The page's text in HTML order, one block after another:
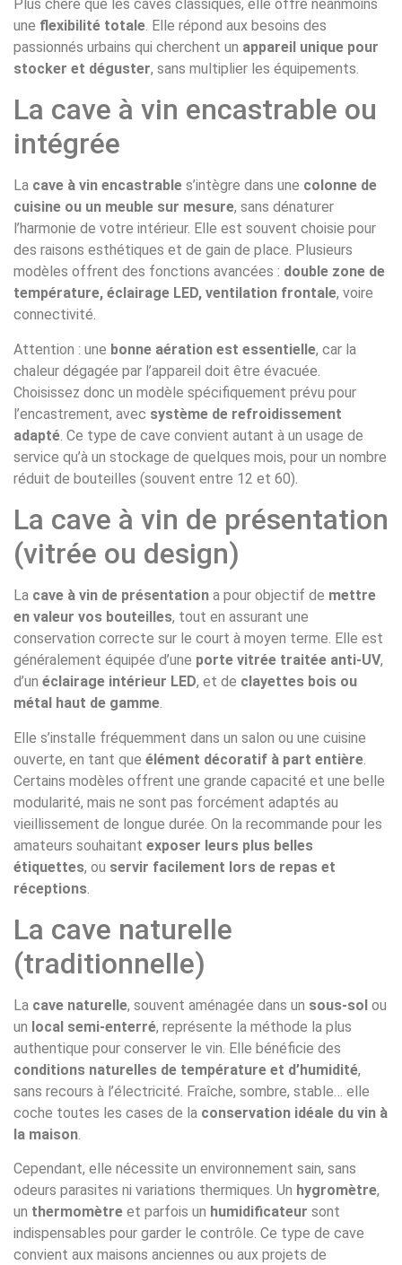
Plus chère que les caves classiques, elle offre néanmoins
une flexibilité totale. Elle répond aux besoins des
passionnés urbains qui cherchent un appareil unique pour
stocker et déguster, sans multiplier les équipements.
La cave à vin encastrable ou
intégrée
La cave à vin encastrable s’intègre dans une colonne de
cuisine ou un meuble sur mesure, sans dénaturer
l’harmonie de votre intérieur. Elle est souvent choisie pour
des raisons esthétiques et de gain de place. Plusieurs
modèles offrent des fonctions avancées : double zone de
température, éclairage LED, ventilation frontale, voire
connectivité.
Attention : une bonne aération est essentielle, car la
chaleur dégagée par l’appareil doit être évacuée.
Choisissez donc un modèle spécifiquement prévu pour
l’encastrement, avec système de refroidissement
adapté. Ce type de cave convient autant à un usage de
service qu’à un stockage de quelques mois, pour un nombre
réduit de bouteilles (souvent entre 12 et 60).
La cave à vin de présentation
(vitrée ou design)
La cave à vin de présentation a pour objectif de mettre
en valeur vos bouteilles, tout en assurant une
conservation correcte sur le court à moyen terme. Elle est
généralement équipée d’une porte vitrée traitée anti-UV,
d’un éclairage intérieur LED, et de clayettes bois ou
métal haut de gamme.
Elle s’installe fréquemment dans un salon ou une cuisine
ouverte, en tant que élément décoratif à part entière
Certains modèles offrent une grande capacité et une belle
modularité, mais ne sont pas forcément adaptés au
vieillissement de longue durée. On la recommande pour les
amateurs souhaitant exposer leurs plus belles
étiquettes, ou servir facilement lors de repas et
réceptions
La cave naturelle
(traditionnelle)
La cave naturelle, souvent aménagée dans un sous-sol ou
un local semi-enterré, représente la méthode la plus
authentique pour conserver le vin. Elle bénéficie des
conditions naturelles de température et d’humidité,
sans recours à l’électricité. Fraîche, sombre, stable… elle
coche toutes les cases de la conservation idéale du vin à
la maison.
Cependant, elle nécessite un environnement sain, sans
odeurs parasites ni variations thermiques. Un hygromètre,
un thermomètre et parfois un humidificateur sont
indispensables pour garder le contrôle. Ce type de cave
convient aux maisons anciennes ou aux projets de